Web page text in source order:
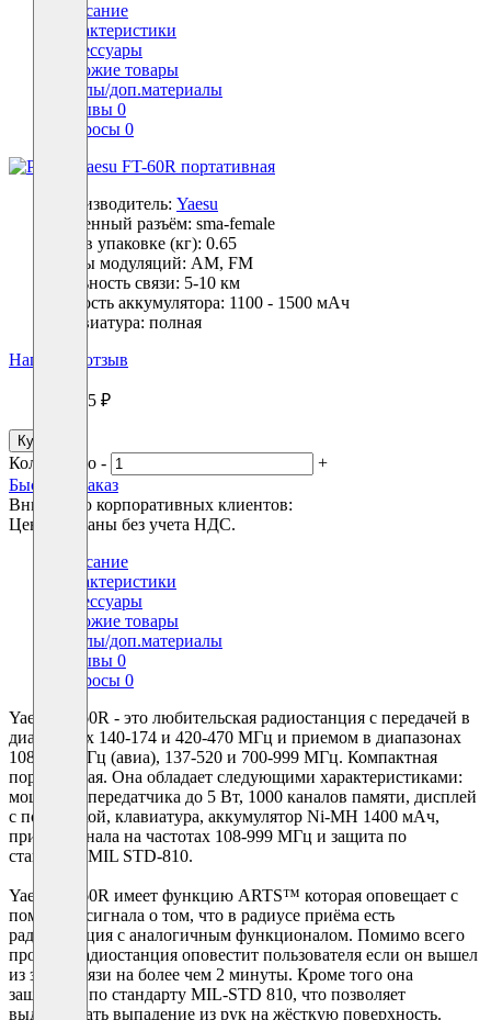
Описание
Характеристики
Аксессуары
Похожие товары
Файлы/доп.материалы
Отзывы 0
Вопросы 0
Производитель: Yaesu
Антенный разъём: sma-female
Вес в упаковке (кг): 0.65
Виды модуляций: AM, FM
Дальность связи: 5-10 км
Ёмкость аккумулятора: 1100 - 1500 мАч
Клавиатура: полная
Написать отзыв
28425 ₽
Купить
Количество -
+
Быстрый заказ
Вниманию корпоративных клиентов:
Цены указаны без учета НДС.
Описание
Характеристики
Аксессуары
Похожие товары
Файлы/доп.материалы
Отзывы 0
Вопросы 0
Yaesu FT-60R - это любительская радиостанция с передачей в
диапазонах 140-174 и 420-470 МГц и приемом в диапазонах
108-137 МГц (авиа), 137-520 и 700-999 МГц. Компактная
портативная. Она обладает следующими характеристиками:
мощность передатчика до 5 Вт, 1000 каналов памяти, дисплей
с подсветкой, клавиатура, аккумулятор Ni-MH 1400 мАч,
приём сигнала на частотах 108-999 МГц и защита по
стандарту MIL STD-810.
Yaesu FT-60R имеет функцию ARTS™ которая оповещает с
помощью сигнала о том, что в радиусе приёма есть
радиостанция с аналогичным функционалом. Помимо всего
прочего радиостанция оповестит пользователя если он вышел
из зоны связи на более чем 2 минуты. Кроме того она
защищена по стандарту MIL-STD 810, что позволяет
выдерживать выпадение из рук на жёсткую поверхность.